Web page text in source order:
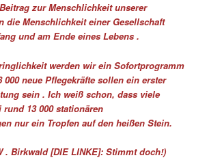
zur Menschlichkeit unserer
die Menschlichkeit einer Gesellschaft
und am Ende eines Lebens .
werden wir ein Sofortprogramm
000 neue Pflegekräfte sollen ein erster
sein . Ich weiß schon, dass viele
13 000 stationären
nur ein Tropfen auf den heißen Stein.
. Birkwald [DIE LINKE]: Stimmt doch!)